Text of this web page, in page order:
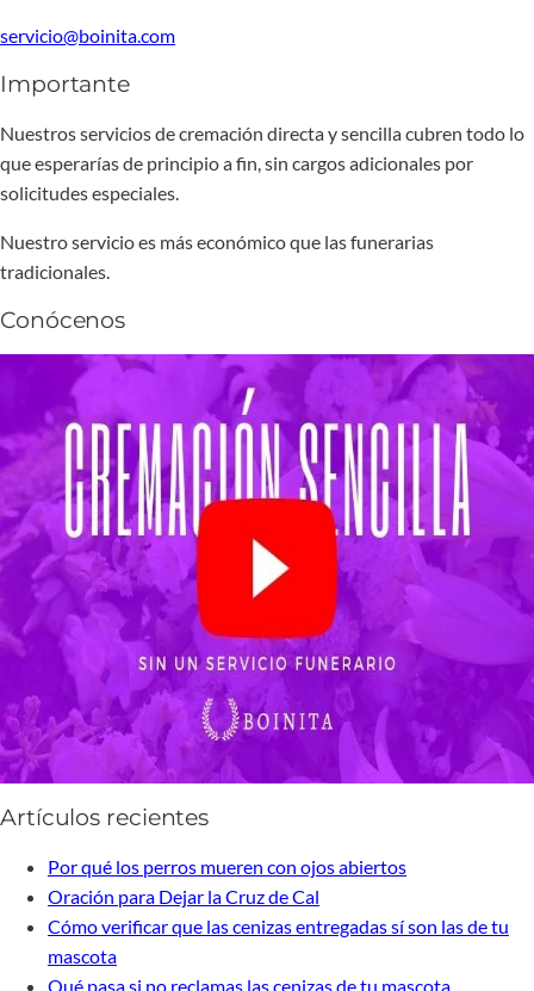
servicio@boinita.com
Importante
Nuestros servicios de cremación directa y sencilla cubren todo lo
que esperarías de principio a fin, sin cargos adicionales por
solicitudes especiales.
Nuestro servicio es más económico que las funerarias
tradicionales.
Conócenos
Artículos recientes
Por qué los perros mueren con ojos abiertos
Oración para Dejar la Cruz de Cal
Cómo verificar que las cenizas entregadas sí son las de tu
mascota
Qué pasa si no reclamas las cenizas de tu mascota